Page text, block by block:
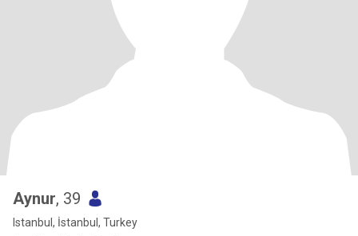
Aynur, 39
Istanbul, İstanbul, Turkey